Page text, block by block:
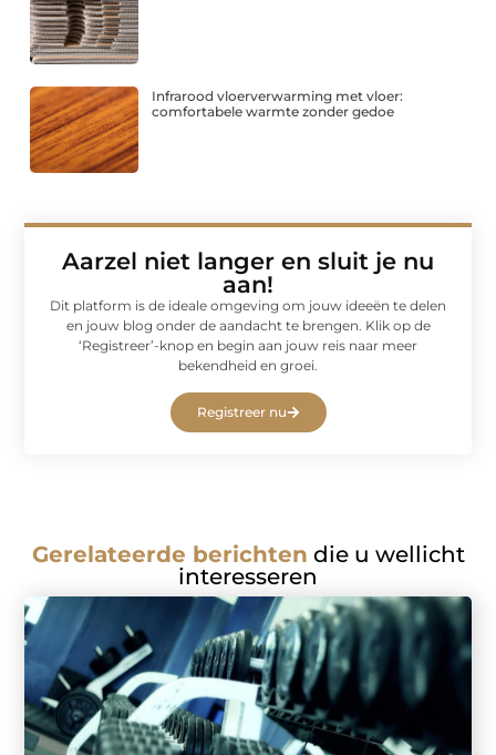
Infrarood vloerverwarming met vloer:
comfortabele warmte zonder gedoe
Aarzel niet langer en sluit je nu
aan!
Dit platform is de ideale omgeving om jouw ideeën te delen
en jouw blog onder de aandacht te brengen. Klik op de
‘Registreer’-knop en begin aan jouw reis naar meer
bekendheid en groei.
Registreer nu
Gerelateerde berichten die u wellicht
interesseren